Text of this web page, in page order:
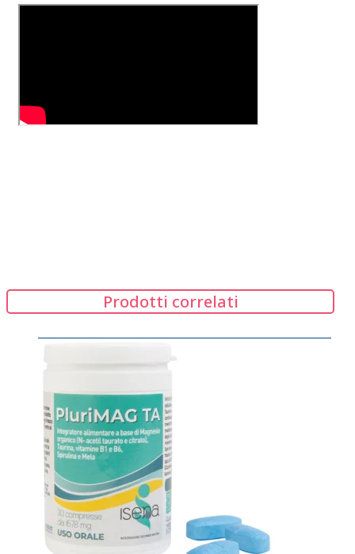
Prodotti correlati